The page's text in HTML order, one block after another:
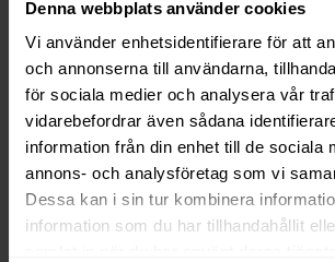
Denna webbplats använder cookies
Vi använder enhetsidentifierare för att
och annonserna till användarna,
för sociala medier och analysera vår
vidarebefordrar även sådana
information från din enhet till de sociala
annons- och analysföretag som vi
Dessa kan i sin tur kombinera
information som du har tillhandahållit
Format
Slim
Styrka
Extra Stark
Nikotin per gram
66,0 mg/g
Nikotin per portion
42,9 mg
Nikotin per dosa
858 mg
Vikt per dosa
13 g
Portioner per dosa
20